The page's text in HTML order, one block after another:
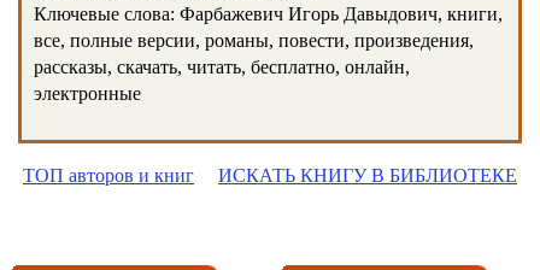
Ключевые слова: Фарбажевич Игорь Давыдович, книги,
все, полные версии, романы, повести, произведения,
рассказы, скачать, читать, бесплатно, онлайн,
электронные
ТОП авторов и книг ИСКАТЬ КНИГУ В БИБЛИОТЕКЕ